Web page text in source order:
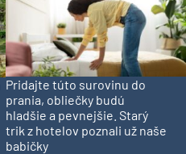
Pridajte túto surovinu do
prania, obliečky budú
hladšie a pevnejšie. Starý
trik z hotelov poznali už naše
babičky